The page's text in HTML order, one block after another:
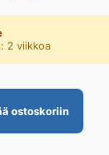
2 viikkoa
ostoskoriin